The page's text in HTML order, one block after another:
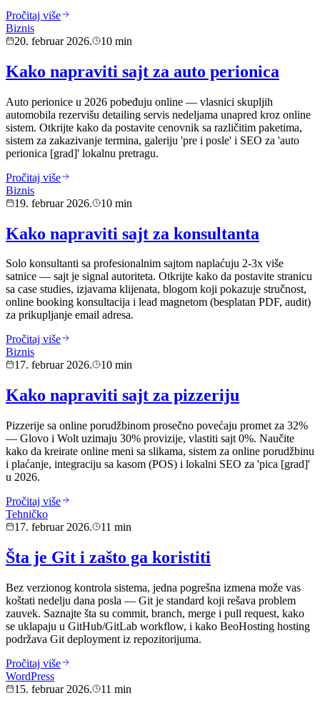
Pročitaj više
Biznis
20. februar 2026.
10 min
Kako napraviti sajt za auto perionica
Auto perionice u 2026 pobeđuju online — vlasnici skupljih
automobila rezervišu detailing servis nedeljama unapred kroz online
sistem. Otkrijte kako da postavite cenovnik sa različitim paketima,
sistem za zakazivanje termina, galeriju 'pre i posle' i SEO za 'auto
perionica [grad]' lokalnu pretragu.
Pročitaj više
Biznis
19. februar 2026.
10 min
Kako napraviti sajt za konsultanta
Solo konsultanti sa profesionalnim sajtom naplaćuju 2-3x više
satnice — sajt je signal autoriteta. Otkrijte kako da postavite stranicu
sa case studies, izjavama klijenata, blogom koji pokazuje stručnost,
online booking konsultacija i lead magnetom (besplatan PDF, audit)
za prikupljanje email adresa.
Pročitaj više
Biznis
17. februar 2026.
10 min
Kako napraviti sajt za pizzeriju
Pizzerije sa online porudžbinom prosečno povećaju promet za 32%
— Glovo i Wolt uzimaju 30% provizije, vlastiti sajt 0%. Naučite
kako da kreirate online meni sa slikama, sistem za online porudžbinu
i plaćanje, integraciju sa kasom (POS) i lokalni SEO za 'pica [grad]'
u 2026.
Pročitaj više
Tehničko
17. februar 2026.
11 min
Šta je Git i zašto ga koristiti
Bez verzionog kontrola sistema, jedna pogrešna izmena može vas
koštati nedelju dana posla — Git je standard koji rešava problem
zauvek. Saznajte šta su commit, branch, merge i pull request, kako
se uklapaju u GitHub/GitLab workflow, i kako BeoHosting hosting
podržava Git deployment iz repozitorijuma.
Pročitaj više
WordPress
15. februar 2026.
11 min